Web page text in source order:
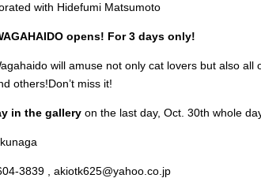
with Hidefumi Matsumoto
opens! For 3 days only!
will amuse not only cat lovers but also all
others!Don’t miss it!
in the gallery on the last day, Oct. 30th whole
3839 , akiotk625@yahoo.co.jp